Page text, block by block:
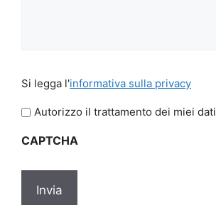
legga
l'informativa
privacy
Si legga l'informativa sulla privacy
Autorizzo il trattamento dei miei
CAPTCHA